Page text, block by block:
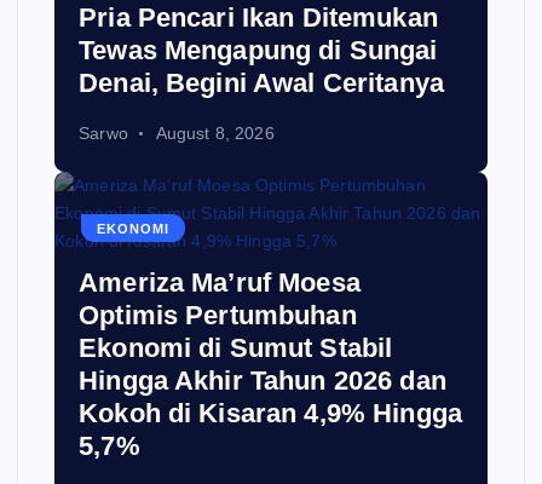
Pria Pencari Ikan Ditemukan
Tewas Mengapung di Sungai
Denai, Begini Awal Ceritanya‎
Sarwo August 8, 2026
EKONOMI
Ameriza Ma’ruf Moesa‎
Optimis Pertumbuhan
Ekonomi di Sumut Stabil
Hingga Akhir Tahun 2026 dan
Kokoh di Kisaran 4,9% Hingga
5,7%